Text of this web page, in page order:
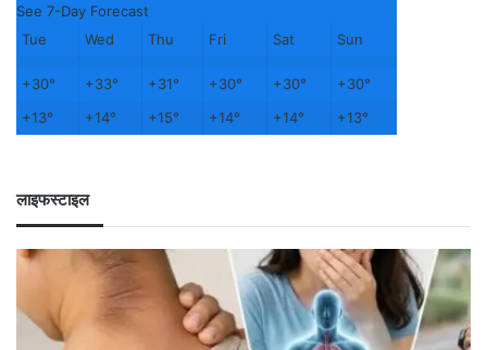
See 7-Day Forecast
Tue
Wed Thu Fri Sat Sun
+30° +33° +31° +30° +30° +30°
+13° +14° +15° +14° +14° +13°
लाइफस्टाइल